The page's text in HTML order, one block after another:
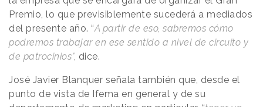
Premio, lo que previsiblemente sucederá a mediados
del presente año. “A partir de eso, sabremos cómo
podremos trabajar en ese sentido a nivel de circuito y
de patrocinios", dice.
José Javier Blanquer señala también que, desde el
punto de vista de Ifema en general y de su